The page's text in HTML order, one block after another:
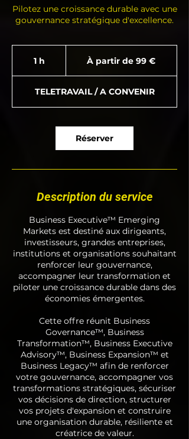
Pilotez une croissance durable avec une
1 h
euros
À partir de 99 €
TELETRAVAIL / A CONVENIR
Réserver
Description du service
Business Executive™ Emerging
Markets est destiné aux dirigeants,
investisseurs, grandes entreprises,
institutions et organisations souhaitant
renforcer leur gouvernance,
accompagner leur transformation et
piloter une croissance durable dans des
économies émergentes.
Cette offre réunit Business
Governance™, Business
Transformation™, Business Executive
Advisory™, Business Expansion™ et
Business Legacy™ afin de renforcer
votre gouvernance, accompagner vos
transformations stratégiques, sécuriser
vos décisions de direction, structurer
vos projets d'expansion et construire
une organisation durable, résiliente et
créatrice de valeur.